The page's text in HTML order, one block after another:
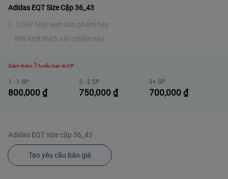
Adidas EQT Size Cặp 36_43
2,387 lượt xem sản phẩm này
849 lượt thích sản phẩm này
Giảm thêm 1 % nếu bạn là VIP
800,000 ₫
1 - 1 SP
750,000 ₫
2 - 2 SP
700,000₫
3+ SP
Adidas EQT size cặp 36_43
Tạo yêu cầu báo giá